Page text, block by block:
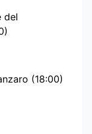
del
(18:00)